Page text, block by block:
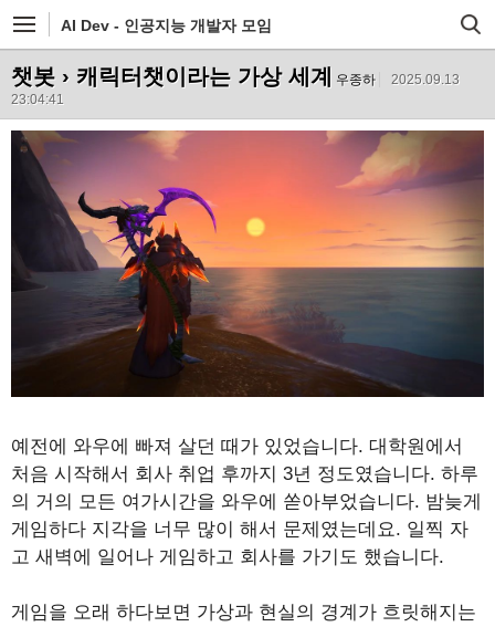
AI Dev - 인공지능 개발자 모임
챗봇 › 캐릭터챗이라는 가상 세계 우종하
2025.09.13
23:04:41
예전에 와우에 빠져 살던 때가 있었습니다. 대학원에서
처음 시작해서 회사 취업 후까지 3년 정도였습니다. 하루
의 거의 모든 여가시간을 와우에 쏟아부었습니다. 밤늦게
게임하다 지각을 너무 많이 해서 문제였는데요. 일찍 자
고 새벽에 일어나 게임하고 회사를 가기도 했습니다.
게임을 오래 하다보면 가상과 현실의 경계가 흐릿해지는